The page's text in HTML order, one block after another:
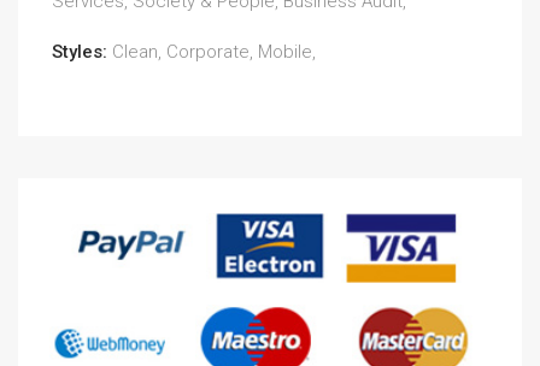
Styles: Clean, Corporate, Mobile,